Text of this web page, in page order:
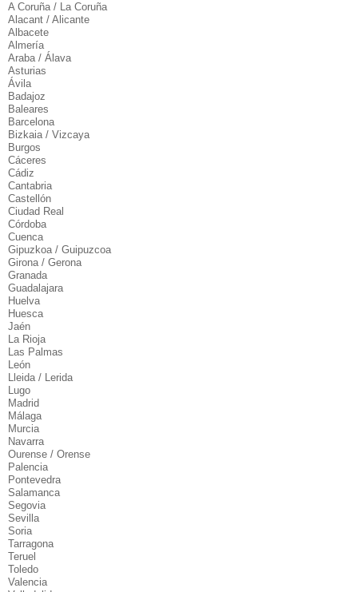
A Coruña / La Coruña
Alacant / Alicante
Albacete
Almería
Araba / Álava
Asturias
Ávila
Badajoz
Baleares
Barcelona
Bizkaia / Vizcaya
Burgos
Cáceres
Cádiz
Cantabria
Castellón
Ciudad Real
Córdoba
Cuenca
Gipuzkoa / Guipuzcoa
Girona / Gerona
Granada
Guadalajara
Huelva
Huesca
Jaén
La Rioja
Las Palmas
León
Lleida / Lerida
Lugo
Madrid
Málaga
Murcia
Navarra
Ourense / Orense
Palencia
Pontevedra
Salamanca
Segovia
Sevilla
Soria
Tarragona
Teruel
Toledo
Valencia